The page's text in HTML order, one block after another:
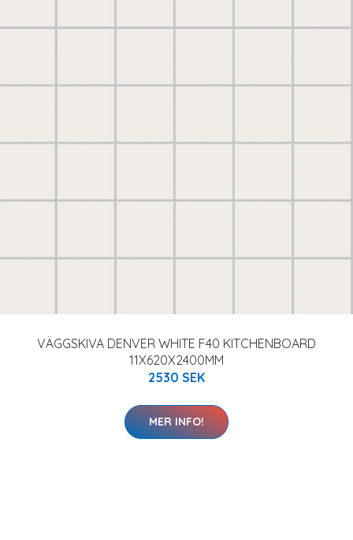
VÄGGSKIVA DENVER WHITE F40 KITCHENBOARD
11X620X2400MM
2530 SEK
MER INFO!